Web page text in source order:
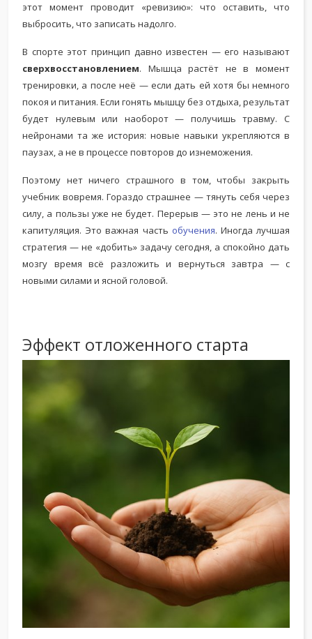
этот момент проводит «ревизию»: что оставить, что
выбросить, что записать надолго.
В спорте этот принцип давно известен — его называют
сверхвосстановлением. Мышца растёт не в момент
тренировки, а после неё — если дать ей хотя бы немного
покоя и питания. Если гонять мышцу без отдыха, результат
будет нулевым или наоборот — получишь травму. С
нейронами та же история: новые навыки укрепляются в
паузах, а не в процессе повторов до изнеможения.
Поэтому нет ничего страшного в том, чтобы закрыть
учебник вовремя. Гораздо страшнее — тянуть себя через
силу, а пользы уже не будет. Перерыв — это не лень и не
капитуляция. Это важная часть обучения. Иногда лучшая
стратегия — не «добить» задачу сегодня, а спокойно дать
мозгу время всё разложить и вернуться завтра — с
новыми силами и ясной головой.
Эффект отложенного старта